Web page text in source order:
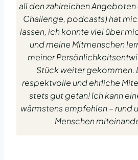
all den zahlreichen
Challenge, podcasts) hat
lassen, ich konnte viel über
und meine Mitmenschen
meiner
Stück weiter gekommen.
respektvolle und ehrliche
stets gut getan! Ich kann
wärmstens empfehlen – rund
Menschen